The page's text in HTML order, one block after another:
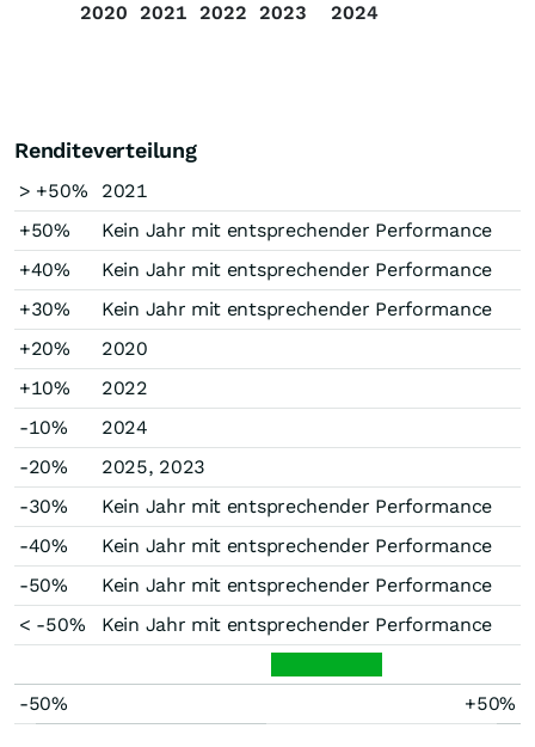
2020 2021 2022 2023 2024
Renditeverteilung
> +50%
2021
+50%
Kein Jahr mit entsprechender Performance
+40%
Kein Jahr mit entsprechender Performance
+30%
Kein Jahr mit entsprechender Performance
+20%
2020
+10%
2022
-10%
2024
-20%
2025, 2023
-30%
Kein Jahr mit entsprechender Performance
-40%
Kein Jahr mit entsprechender Performance
-50%
Kein Jahr mit entsprechender Performance
< -50%
Kein Jahr mit entsprechender Performance
-50% +50%